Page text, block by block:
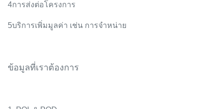
4การส่งต่อโครงการ
5บริการเพิ่มมูลค่า เช่น การจําหน่าย
ข้อมูลที่เราต้องการ